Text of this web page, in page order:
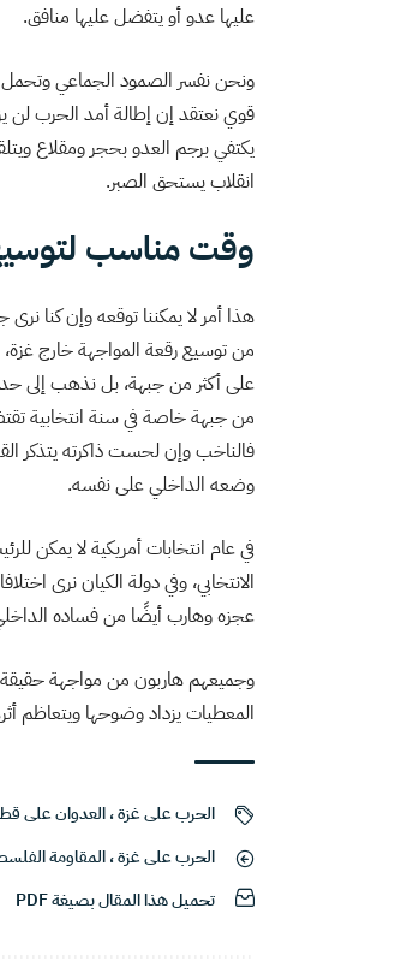
عليها عدو أو يتفضل عليها منافق.
ونحن نفسر الصمود الجماعي وتحمل
قوي نعتقد إن إطالة أمد الحرب لن
يكتفي برجم العدو بحجر ومقلاع
انقلاب يستحق الصبر.
وقت مناسب
هذا أمر لا يمكننا توقعه وإن كنا
من توسيع رقعة المواجهة خارج
على أكثر من جبهة، بل نذهب إلى
من جبهة خاصة في سنة انتخابية
فالناخب وإن لحست ذاكرته يتذكر
وضعه الداخلي على نفسه.
في عام انتخابات أمريكية لا يمكن
الانتخابي، وفي دولة الكيان نرى
عجزه وهارب أيضًا من فساده
وجميعهم هاربون من مواجهة
المعطيات يزداد وضوحها ويتعاظم
الحرب على غزة،العدوان على
الحرب على غزة،المقاومة
تحميل هذا المقال بصيغة PDF